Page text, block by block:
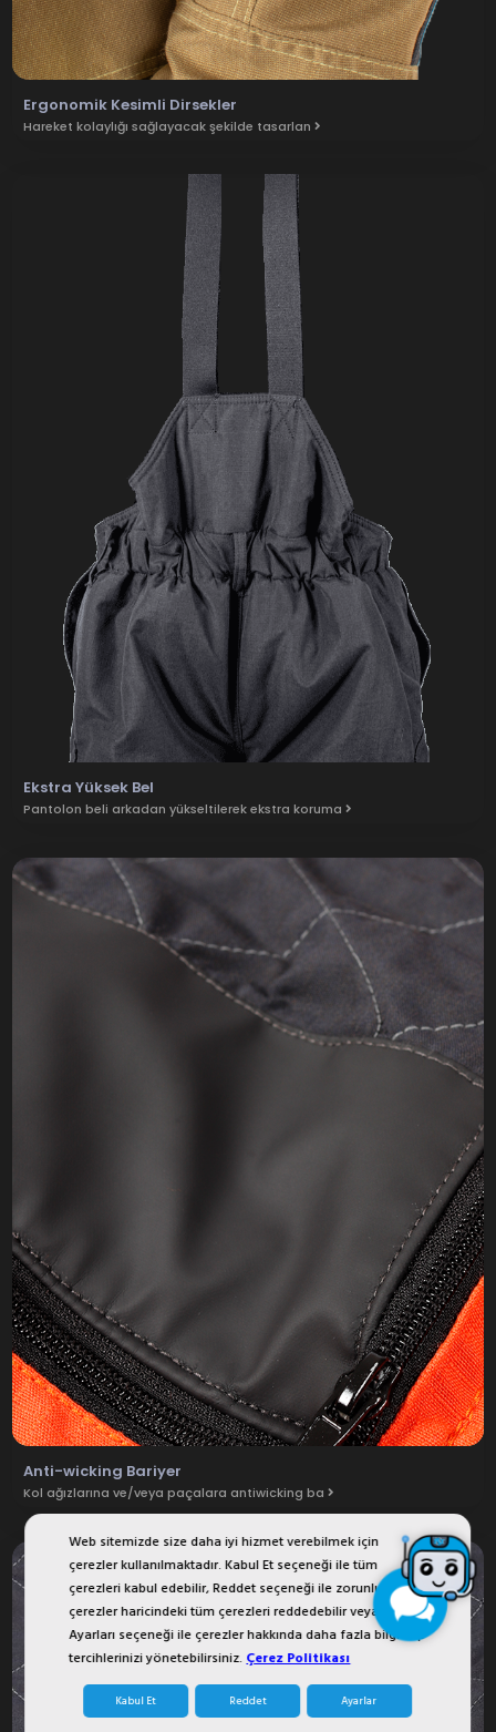
Web sitemizde size daha iyi hizmet verebilmek için
çerezler kullanılmaktadır. Kabul Et seçeneği ile tüm
çerezleri kabul edebilir, Reddet seçeneği ile zorunlu
çerezler haricindeki tüm çerezleri reddedebilir veya Çerez
Ayarları seçeneği ile çerezler hakkında daha fazla bilgi alıp
tercihlerinizi yönetebilirsiniz.Çerez Politikası
Kabul Et Reddet Ayarlar
Ergonomik Kesimli Dirsekler
Hareket kolaylığı sağlayacak şekilde tasarlan
Ekstra Yüksek Bel
Pantolon beli arkadan yükseltilerek ekstra koruma
Anti-wicking Bariyer
Kol ağızlarına ve/veya paçalara antiwicking ba